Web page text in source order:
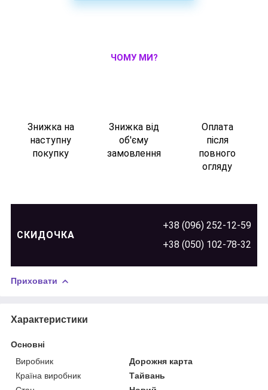
ЧОМУ МИ?
Знижка на
наступну
покупку
Знижка від
об'єму
замовлення
Оплата
після
повного
огляду
СКИДОЧКА
+38 (096) 252-12-59
+38 (050) 102-78-32
Приховати
Характеристики
Основні
Виробник
Дорожня карта
Країна виробник
Тайвань